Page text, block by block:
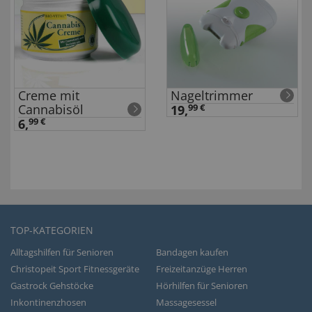
Creme mit
Cannabisöl
6,99 €
Nageltrimmer
19,99 €
TOP-KATEGORIEN
Alltagshilfen für Senioren
Bandagen kaufen
Christopeit Sport Fitnessgeräte
Freizeitanzüge Herren
Gastrock Gehstöcke
Hörhilfen für Senioren
Inkontinenzhosen
Massagesessel